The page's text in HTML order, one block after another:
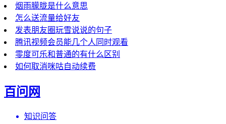
烟雨朦胧是什么意思
怎么送流量给好友
发表朋友圈玩雪说说的句子
腾讯视频会员能几个人同时观看
零度可乐和普通的有什么区别
如何取消咪咕自动续费
百问网
知识问答